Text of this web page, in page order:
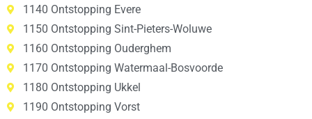
1140 Ontstopping Evere
1150 Ontstopping Sint-Pieters-Woluwe
1160 Ontstopping Ouderghem
1170 Ontstopping Watermaal-Bosvoorde
1180 Ontstopping Ukkel
1190 Ontstopping Vorst